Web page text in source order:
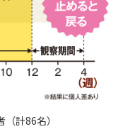
計86名）